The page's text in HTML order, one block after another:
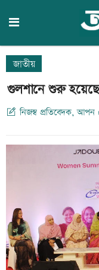
জাতীয়
গু‌লশা‌নে শুরু হয়েছে
নিজস্ব প্রতিবেদক, আপন